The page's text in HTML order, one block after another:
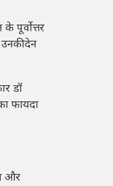
पूर्वोत्तर
देन
डॉ
फायदा
और